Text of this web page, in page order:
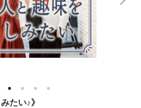
1 2 3 4
たい♪》